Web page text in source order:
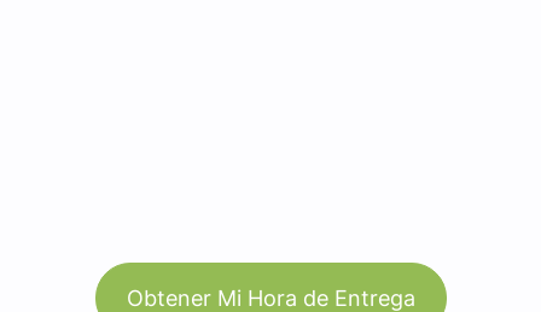
Obtener Mi Hora de Entrega